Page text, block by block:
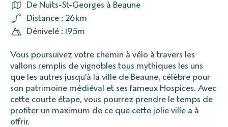
De Nuits-St-Georges à Beaune
Distance : 26km
Dénivelé : 195m
Vous poursuivez votre chemin à vélo à travers les
vallons remplis de vignobles tous mythiques les uns
que les autres jusqu’à la ville de Beaune, célèbre pour
son patrimoine médiéval et ses fameux Hospices. Avec
cette courte étape, vous pourrez prendre le temps de
profiter un maximum de ce que cette jolie ville a à
offrir.